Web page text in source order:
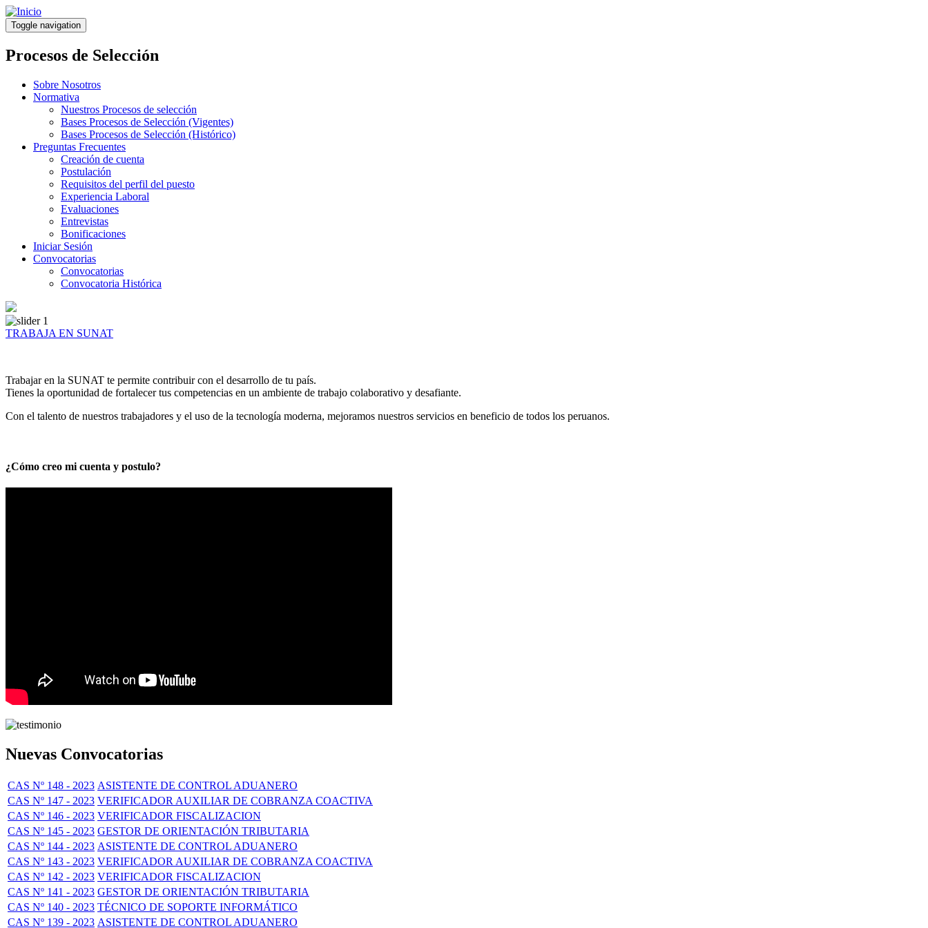
Pasar
al
contenido
principal
Toggle navigation
Procesos de Selección
Sobre Nosotros
Normativa
Nuestros Procesos de selección
Bases Procesos de Selección (Vigentes)
Bases Procesos de Selección (Histórico)
Preguntas Frecuentes
Creación de cuenta
Postulación
Requisitos del perfil del puesto
Experiencia Laboral
Evaluaciones
Entrevistas
Bonificaciones
Iniciar Sesión
Convocatorias
Convocatorias
Convocatoria Histórica
TRABAJA EN SUNAT
Trabajar en la SUNAT te permite contribuir con el desarrollo de tu país.
Tienes la oportunidad de fortalecer tus competencias en un ambiente de trabajo colaborativo y desafiante.
Con el talento de nuestros trabajadores y el uso de la tecnología moderna, mejoramos nuestros servicios en beneficio de todos los peruanos.
¿Cómo creo mi cuenta y postulo?
Nuevas Convocatorias
CAS Nº 148 - 2023 ASISTENTE DE CONTROL ADUANERO
CAS Nº 147 - 2023 VERIFICADOR AUXILIAR DE COBRANZA COACTIVA
CAS Nº 146 - 2023 VERIFICADOR FISCALIZACION
CAS Nº 145 - 2023 GESTOR DE ORIENTACIÓN TRIBUTARIA
CAS Nº 144 - 2023 ASISTENTE DE CONTROL ADUANERO
CAS Nº 143 - 2023 VERIFICADOR AUXILIAR DE COBRANZA COACTIVA
CAS Nº 142 - 2023 VERIFICADOR FISCALIZACION
CAS Nº 141 - 2023 GESTOR DE ORIENTACIÓN TRIBUTARIA
CAS Nº 140 - 2023 TÉCNICO DE SOPORTE INFORMÁTICO
CAS Nº 139 - 2023 ASISTENTE DE CONTROL ADUANERO